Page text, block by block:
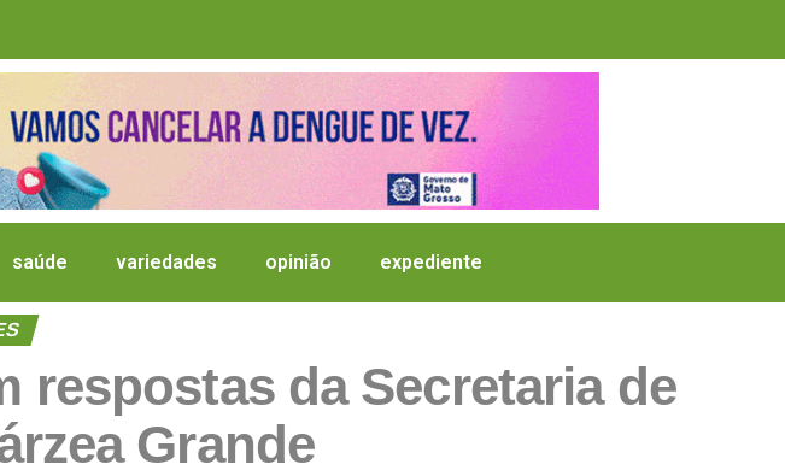
saúde variedades opinião expediente
respostas da Secretaria de
Grande